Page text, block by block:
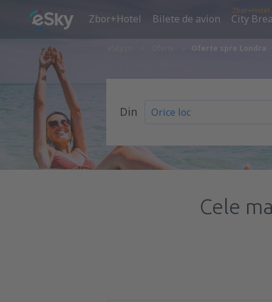
Zbor+Hotel Bilete de avion
Zbor+Hotel
City
Din
Cele